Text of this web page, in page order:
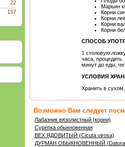
22
157
Марьин
Корни
Корни
Корни
Корни
СПОСОБ
1 столовую
часа,
минут до еды,
УСЛОВИЯ
Хранить в
Возможно Вам следует
Лабазник вязолистный (корни)
Сурепка обыкновенная
ВЕХ ЯДОВИТЫЙ (Cicuta virosa)
ДУРМАН ОБЫКНОВЕННЫЙ (Datura